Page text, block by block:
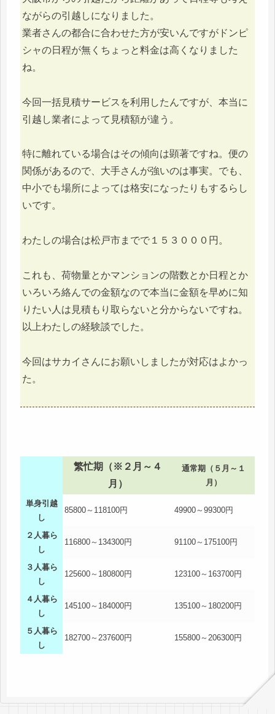
ながらの引越しになりました。
業者さんの都合に合わせた方が安いんですがドンピ
シャの日程が無くちょっと料金は高くなりました
ね。
今回一括見積サービスを利用したんですが、本当に
引越し業者によって見積額が違う。
特に離れている場合はその傾向は顕著ですね。便の
関係があるので、大手さんが強いのは事実。でも、
中小でも場所によっては格安になったりもするらし
いです。
わたしの場合は松戸市までで１５３０００円。
これも、荷物量とかマンションの階数とか日程とか
いろいろ絡んでの金額なので本当に金額を早めに知
りたい人は見積もり取らないと分からないですね。
以上わたしの経験談でした。
今回はサカイさんにお願いしましたが対応はよかっ
た。
繁忙期（※２月～４
月）
通常期（５月～１
月）
単身引越
し
85800～118100円 49900～99300円
２人暮ら
し
116800～134300円 91100～175100円
３人暮ら
し
125600～180800円 123100～163700円
４人暮ら
し
145100～184000円 135100～180200円
５人暮ら
し
182700～237600円 155800～206300円